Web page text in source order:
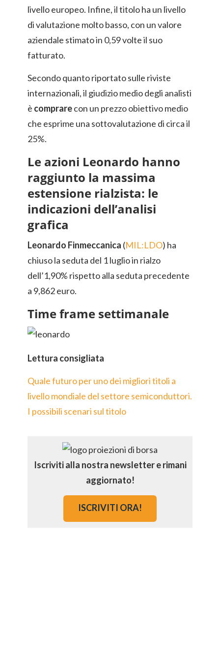
livello europeo. Infine, il titolo ha un livello
di valutazione molto basso, con un valore
aziendale stimato in 0,59 volte il suo
fatturato.
Secondo quanto riportato sulle riviste
internazionali, il giudizio medio degli analisti
è comprarecon un prezzo obiettivo medio
che esprime una sottovalutazione di circa il
25%.
Le azioni Leonardo hanno
raggiunto la massima
estensione rialzista: le
indicazioni dell’analisi
grafica
Leonardo Finmeccanica (MIL:LDO) ha
chiuso la seduta del 1 luglio in rialzo
dell’1,90% rispetto alla seduta precedente
a 9,862 euro.
Time frame settimanale
Lettura consigliata
Quale futuro per uno dei migliori titoli a
livello mondiale del settore semiconduttori.
I possibili scenari sul titolo
Iscriviti alla nostra newsletter e rimani
aggiornato!
ISCRIVITI ORA!